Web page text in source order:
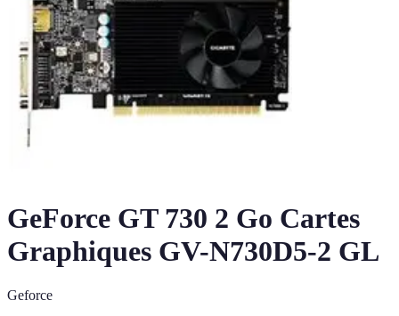
GeForce GT 730 2 Go Cartes
Graphiques GV-N730D5-2 GL
Geforce